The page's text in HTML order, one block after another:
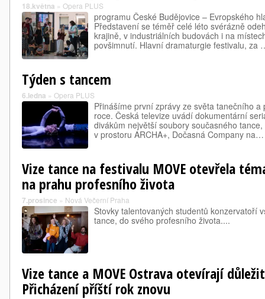
18.května » Opera PLUS
programu České Budějovice – Evropského
Představení se téměř celé léto svérázně
krajině, v industriálních budovách i na
povšimnutí. Hlavní dramaturgie festivalu, za
Týden s tancem
6.ledna » Opera PLUS
Přinášíme první zprávy ze světa tanečního
roce. Česká televize uvádí dokumentární
divákům největší soubory současného
v prostoru ARCHA+, Dočasná Company na…
Vize tance na festivalu MOVE otevřela
na prahu profesního života
7.prosince » Nová Večerní Praha
Stovky talentovaných studentů konzervatoří
tance, do svého profesního života....
Vize tance a MOVE Ostrava otevírají
Přicházení příští rok znovu